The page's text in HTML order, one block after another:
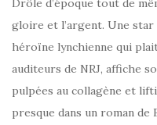
Drôle d’époque tout de
gloire et l’argent. Une star
héroïne lynchienne qui
auditeurs de NRJ, affiche
pulpées au collagène et
presque dans un roman